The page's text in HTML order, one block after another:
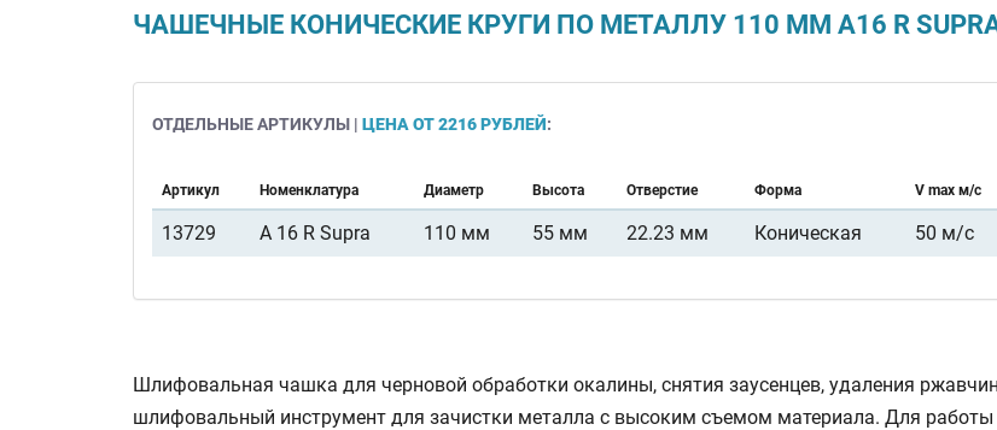
ЧАШЕЧНЫЕ КОНИЧЕСКИЕ КРУГИ ПО МЕТАЛЛУ 110 ММ A16 R SUPRA
ОТДЕЛЬНЫЕ АРТИКУЛЫ | ЦЕНА ОТ 2216 РУБЛЕЙ:
Артикул Номенклатура Диаметр Высота Отверстие Форма V max м/с
13729 A 16 R Supra 110 мм 55 мм 22.23 мм Коническая 50 м/с
Шлифовальная чашка для черновой обработки окалины, снятия заусенцев, удаления
шлифовальный инструмент для зачистки металла с высоким съемом материала. Для